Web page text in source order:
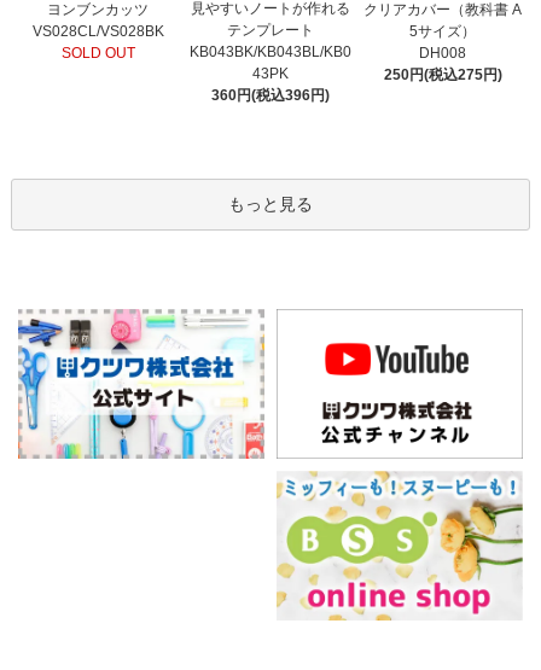
ヨンブンカッツ
VS028CL/VS028BK
SOLD OUT
見やすいノートが作れる
テンプレート
KB043BK/KB043BL/KB0
43PK
360円(税込396円)
クリアカバー（教科書 A
5サイズ）
DH008
250円(税込275円)
もっと見る